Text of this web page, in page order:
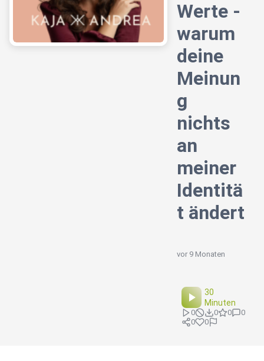
Werte -
warum
deine
Meinun
g
nichts
an
meiner
Identitä
t ändert
vor 9 Monaten
30
Minuten
0 0 0
0
0
0